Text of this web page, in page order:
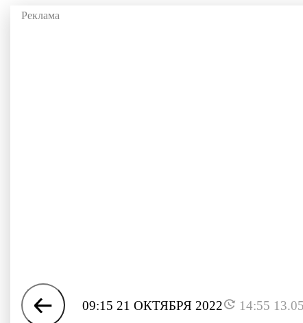
09:15 21 ОКТЯБРЯ 2022 14:55